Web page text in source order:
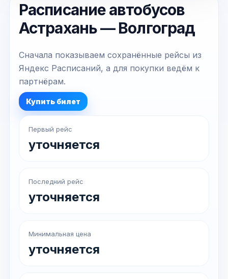
Расписание автобусов
Астрахань — Волгоград
Сначала показываем сохранённые рейсы из
Яндекс Расписаний, а для покупки ведём к
партнёрам.
Купить билет
Первый рейс
уточняется
Последний рейс
уточняется
Минимальная цена
уточняется